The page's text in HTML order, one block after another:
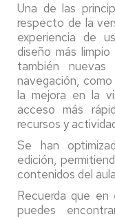
Una de las
respecto de la
experiencia de
diseño más
también nuevas
navegación,
la mejora en la
acceso más
recursos y
Se han
edición,
contenidos del
Recuerda que en
puedes